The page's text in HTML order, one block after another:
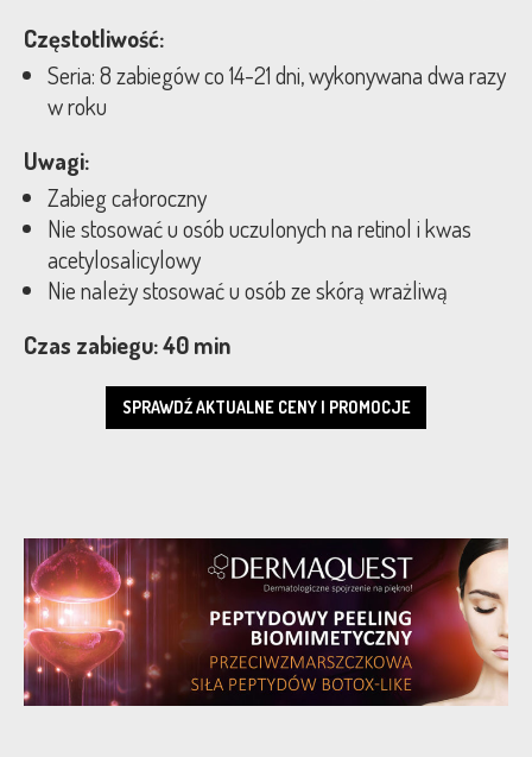
Częstotliwość:
Seria: 8 zabiegów co 14-21 dni, wykonywana dwa razy
w roku
Uwagi:
Zabieg całoroczny
Nie stosować u osób uczulonych na retinol i kwas
acetylosalicylowy
Nie należy stosować u osób ze skórą wrażliwą
Czas zabiegu: 40 min
SPRAWDŹ AKTUALNE CENY I PROMOCJE